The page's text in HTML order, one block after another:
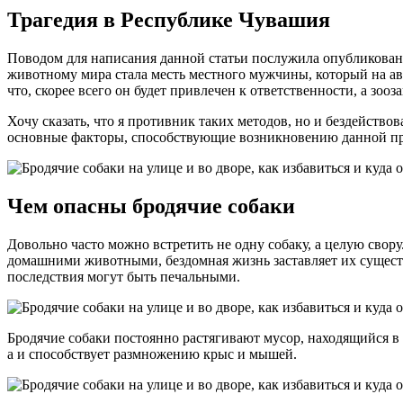
Трагедия в Республике Чувашия
Поводом для написания данной статьи послужила
животному мира стала месть местного мужчины, который на
что, скорее всего он будет привлечен к ответственности, а
Хочу сказать, что я противник таких методов, но и
основные факторы, способствующие возникновению данной
Чем опасны бродячие собаки
Довольно часто можно встретить не одну собаку, а целую
домашними животными, бездомная жизнь заставляет их
последствия могут быть печальными.
Бродячие собаки постоянно растягивают мусор, находящийся
а и способствует размножению крыс и мышей.